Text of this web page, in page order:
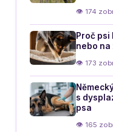
👁 174
Proč psi
nebo na
👁 173
s
psa
👁 165